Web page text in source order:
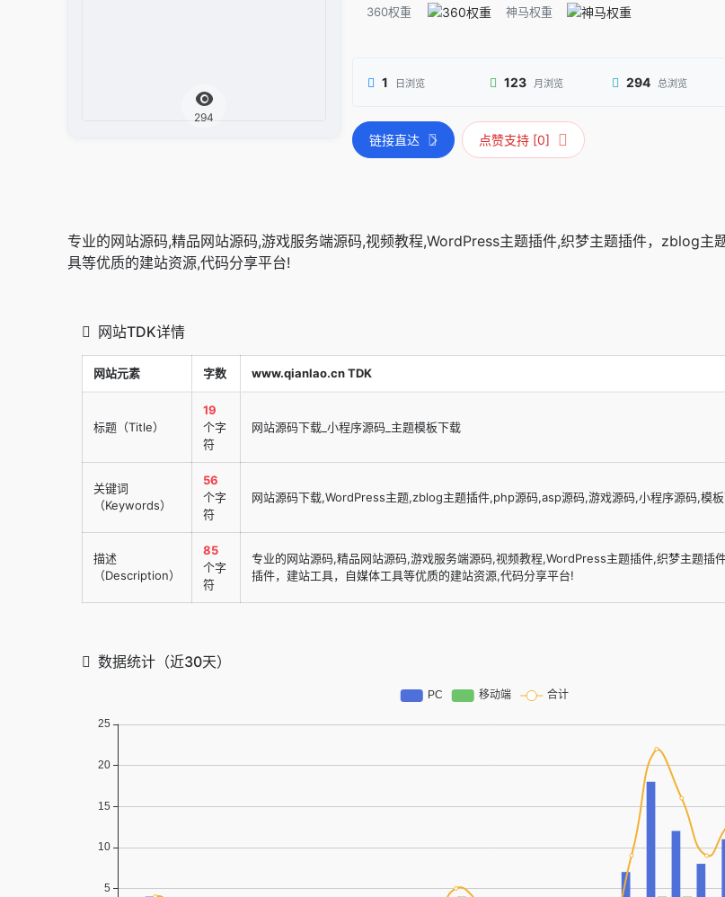
294
360权重
神马权重
1 日浏览 123 月浏览 294 总浏览
链接直达 点赞支持 [0]
专业的网站源码,精品网站源码,游戏服务端源码,视频教程,WordPress主题插件,织梦主题插件，zblog主
具等优质的建站资源,代码分享平台!
网站TDK详情
网站元素 字数 www.qianlao.cn TDK
标题（Title）
19
个字
符
网站源码下载_小程序源码_主题模板下载
关键词
（Keywords）
56
个字
符
网站源码下载,WordPress主题,zblog主题插件,php源码,asp源码,游戏源码,小程序源码,模
描述
（Description）
85
个字
符
专业的网站源码,精品网站源码,游戏服务端源码,视频教程,WordPress主题插件,织梦主题插
插件，建站工具，自媒体工具等优质的建站资源,代码分享平台!
数据统计（近30天）